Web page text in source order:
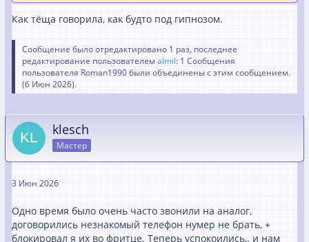
Как тёща говорила, как будто под гипнозом.
Сообщение было отредактировано 1 раз, последнее
редактирование пользователем almil: 1 Сообщения
пользователя Roman1990 были объединены с этим сообщением.
(6 Июн 2026).
klesch
Мастер
3 Июн 2026
Одно время было очень часто звонили на аналог,
договорились незнакомый телефон нумер не брать, +
блокировал я их во фритце. Теперь успокоились,. и нам